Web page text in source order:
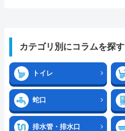
カテゴリ別にコラムを探す
トイレ
蛇口
排水管・排水口